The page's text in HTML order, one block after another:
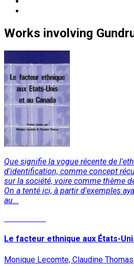
Works involving
Que signifie la vogue récente de
d'identification, comme concept
sur la société, voire comme thème
On a tenté ici, à partir d'exemples
au...
Le facteur ethnique aux États-
Monique Lecomte, Claudine Thomas